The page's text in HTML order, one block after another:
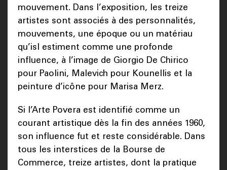
mouvement. Dans l’exposition, les treize
artistes sont associés à des personnalités,
mouvements, une époque ou un matériau
qu’isl estiment comme une profonde
influence, à l’image de Giorgio De Chirico
pour Paolini, Malevich pour Kounellis et la
peinture d’icône pour Marisa Merz.
Si l’Arte Povera est identifié comme un
courant artistique dès la fin des années 1960,
son influence fut et reste considérable. Dans
tous les interstices de la Bourse de
Commerce, treize artistes, dont la pratique